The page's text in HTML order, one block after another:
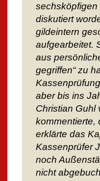
sechsköpfigen
diskutiert
gildeintern
aufgearbeitet.
aus
gegriffen“ zu
aber bis ins
Christian Guhl
kommentierte,
erklärte das
Kassenprüfer
noch
nicht